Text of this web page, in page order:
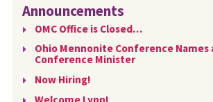
Announcements
OMC Office is Closed…
Ohio Mennonite Conference Names
Conference Minister
Now Hiring!
Welcome Lynn!